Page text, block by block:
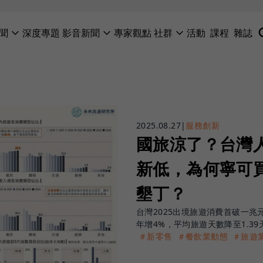
深度專題 影音新聞 專家觀點社群 活動 課程 雜誌
2025.08.27| 服務創新
國旅涼了？台灣
新低，為何寧可
墾丁？
台灣2025出境旅遊消費首破一兆
年增4%，平均旅遊天數降至1.39
＃新零售
＃餐飲業動態 ＃旅遊